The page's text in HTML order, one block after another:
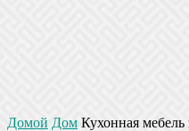
Домой Дом Кухонная